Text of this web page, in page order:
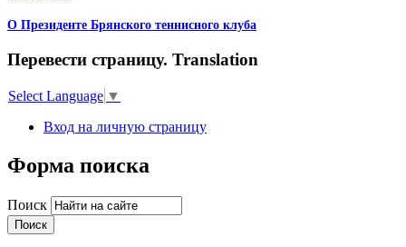
О Президенте Брянского теннисного клуба
Перевести страницу. Translation
Select Language ▼
Вход на личную страницу
Форма поиска
Поиск